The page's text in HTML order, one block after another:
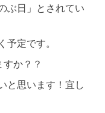
ぶ日」とされてい
定です。
か？？
と思います！宜し